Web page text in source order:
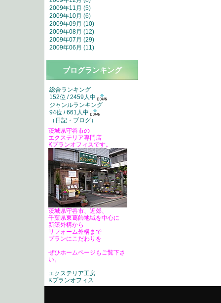
2009年11月 (5)
2009年10月 (6)
2009年09月 (10)
2009年08月 (12)
2009年07月 (29)
2009年06月 (11)
ブログランキング
総合ランキング
152位 / 2459人中
ジャンルランキング
94位 / 661人中
（ 日記・ブログ）
茨城県守谷市の
エクステリア専門店
Kプランオフィスです。
茨城県守谷市、近郊、
千葉県東葛飾地域を中心に
新築外構から
リフォーム外構まで
プランにこだわりを
ぜひホームページもご覧下さ
い。
エクステリア工房
Kプランオフィス